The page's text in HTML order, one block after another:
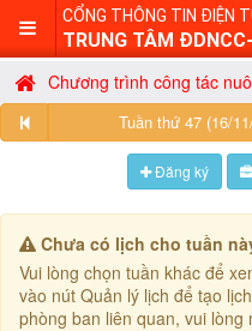
CỔNG THÔNG TIN ĐIỆN
TRUNG TÂM
Chương trình công tác
Tuần thứ 47 (16/
Đăng ký
Chưa có lịch cho tuần
Vui lòng chọn tuần khác để
vào nút Quản lý lịch để tạo
phòng ban liên quan, vui lòng